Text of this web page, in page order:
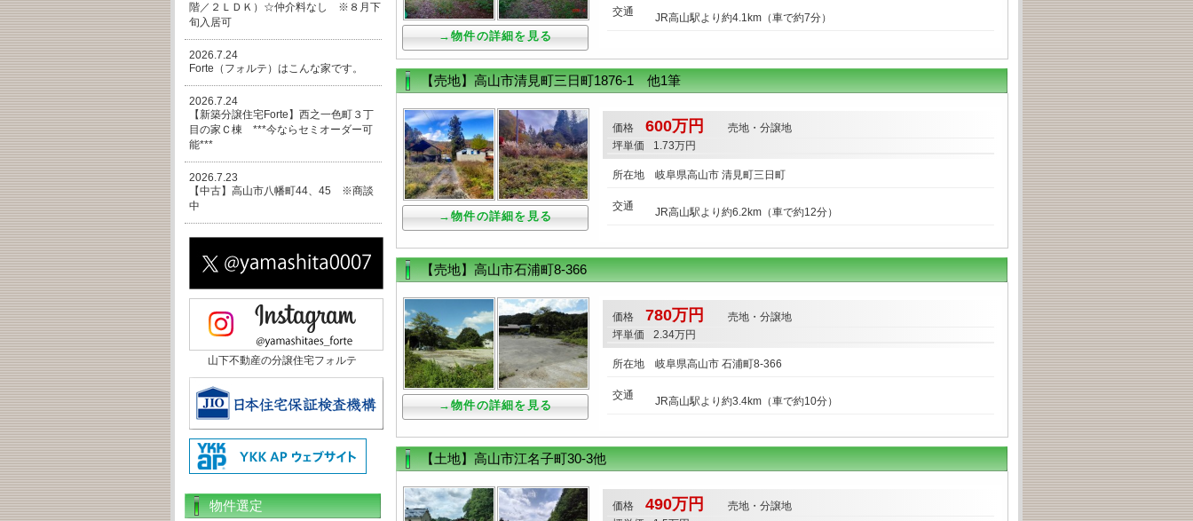
→物件の詳細を見る
交通 JR高山駅より約4.1km（車で約7分）
【売地】高山市清見町三日町1876-1 他1筆
→物件の詳細を見る
価格 600万円
売地・分譲地
坪単価
1.73万円
所在地 岐阜県高山市 清見町三日町
交通 JR高山駅より約6.2km（車で約12分）
【売地】高山市石浦町8-366
→物件の詳細を見る
価格 780万円
売地・分譲地
坪単価
2.34万円
所在地 岐阜県高山市 石浦町8-366
交通 JR高山駅より約3.4km（車で約10分）
【土地】高山市江名子町30-3他
価格 490万円
売地・分譲地
階／２ＬＤＫ）☆仲介料なし ※８月下
旬入居可
2026.7.24
Forte（フォルテ）はこんな家です。
2026.7.24
【新築分譲住宅Forte】西之一色町３丁
目の家Ｃ棟 ***今ならセミオーダー可
能***
2026.7.23
【中古】高山市八幡町44、45 ※商談
中
山下不動産の分譲住宅フォルテ
物件選定